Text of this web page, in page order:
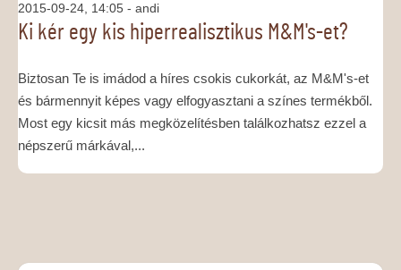
2015-09-24, 14:05 - andi
Ki kér egy kis hiperrealisztikus M&M's-et?
Biztosan Te is imádod a híres csokis cukorkát, az M&M's-et
és bármennyit képes vagy elfogyasztani a színes termékből.
Most egy kicsit más megközelítésben találkozhatsz ezzel a
népszerű márkával,...